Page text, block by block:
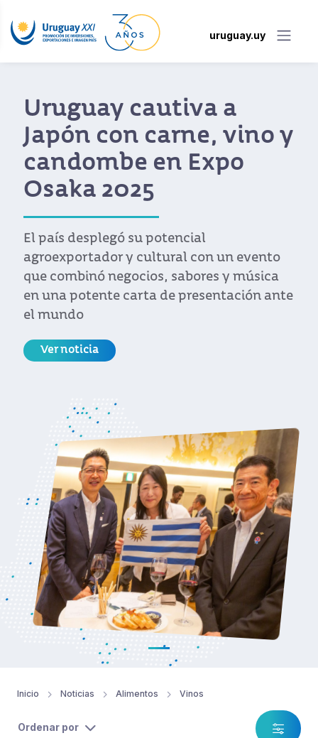
uruguay.uy
Uruguay cautiva a
Japón con carne, vino y
candombe en Expo
Osaka 2025
El país desplegó su potencial
agroexportador y cultural con un evento
que combinó negocios, sabores y música
en una potente carta de presentación ante
el mundo
Ver noticia
Inicio Noticias Alimentos Vinos
Ordenar por